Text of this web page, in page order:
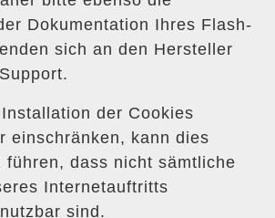
Dokumentation Ihres Flash-
sich an den Hersteller
der Cookies
einschränken, kann dies
führen, dass nicht sämtliche
Internetauftritts
sind.